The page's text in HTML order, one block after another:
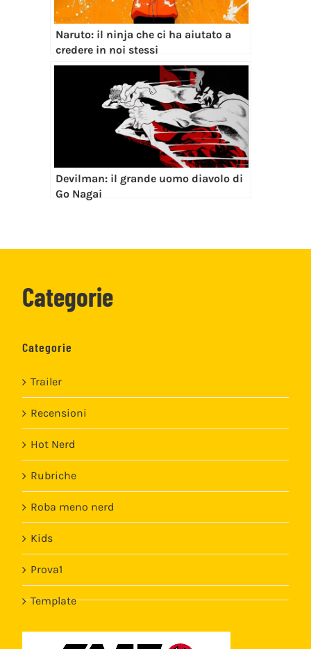
Naruto: il ninja che ci ha aiutato a
credere in noi stessi
Devilman: il grande uomo diavolo di
Go Nagai
Categorie
Categorie
Trailer
Recensioni
Hot Nerd
Rubriche
Roba meno nerd
Kids
Prova1
Template